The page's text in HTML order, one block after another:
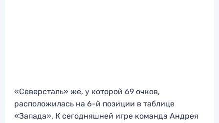
«Северсталь» же, у которой 69 очков,
расположилась на 6-й позиции в таблице
«Запада». К сегодняшней игре команда Андрея